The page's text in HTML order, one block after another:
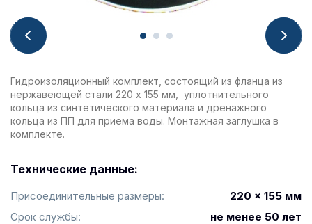
Гидроизоляционный комплект, состоящий из фланца из
нержавеющей стали 220 х 155 мм, уплотнительного
кольца из синтетического материала и дренажного
кольца из ПП для приема воды. Монтажная заглушка в
комплекте.
Технические данные:
Присоединительные размеры:
220 x 155 мм
Срок службы:
не менее 50 лет